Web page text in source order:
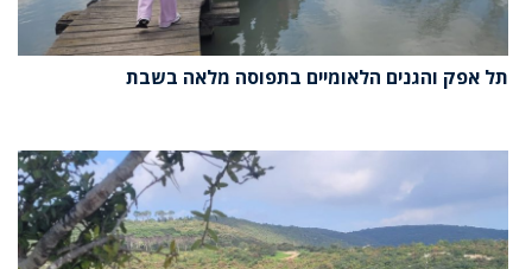
תל אפק והגנים הלאומיים בתפוסה מלאה בשבת